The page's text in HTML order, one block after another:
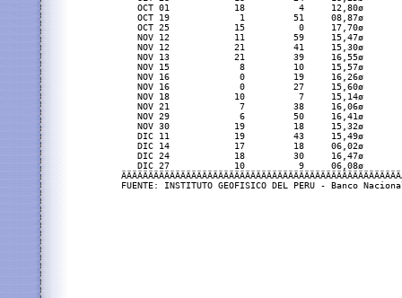
OCT 01            18          4     12,80ø
OCT 19             1         51     08,87ø
OCT 25            15          0     17,70ø
NOV 12            11         59     15,47ø
NOV 12            21         41     15,30ø
NOV 13            21         39     16,55ø
NOV 15             8         10     15,57ø
NOV 16             0         19     16,26ø
NOV 16             0         27     15,60ø
NOV 18            10          7     15,14ø
NOV 21             7         38     16,06ø
NOV 29             6         50     16,41ø
NOV 30            19         18     15,32ø
DIC 11            19         43     15,49ø
DIC 14            17         18     06,02ø
DIC 24            18         30     16,47ø
DIC 27            10          9     06,08ø